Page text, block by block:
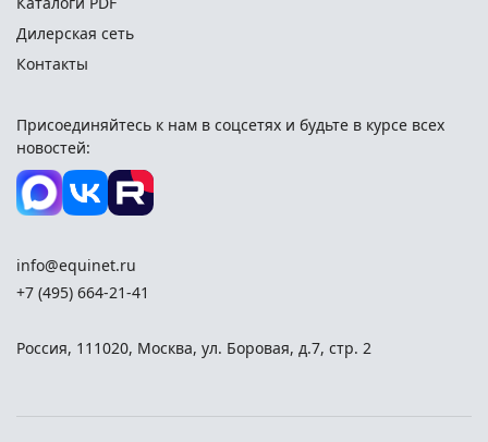
Дилерская сеть
Контакты
Присоединяйтесь к нам в соцсетях и будьте в курсе всех
новостей:
info@equinet.ru
+7 (495) 664-21-41
Россия, 111020, Москва, ул. Боровая, д.7, стр. 2